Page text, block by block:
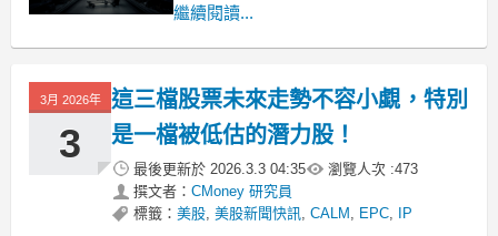
見。這些悲觀預測往往暗示著分析師對
後的邏輯，並透過獨立分析來判斷市場
的擔憂是否合理。根據StockStory的分
析報告，目前市場上有
繼續閱讀...
3月 2026年
3
這三檔股票未來走勢不容小覷，特別
是一檔被低估的潛力股！
最後更新於 2026.3.3 04:35 瀏覽人次 :473
撰文者： CMoney 研究員
標籤： 美股, 美股新聞快訊, CALM , EPC, IP